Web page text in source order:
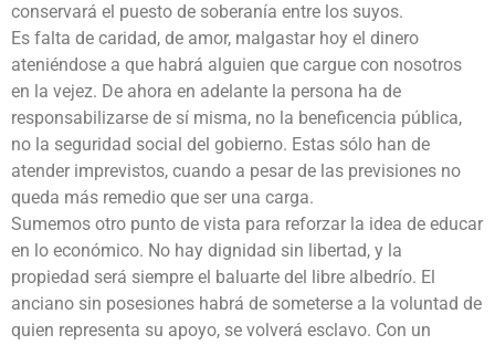
conservará el puesto de soberanía entre los suyos.
Es falta de caridad, de amor, malgastar hoy el dinero
ateniéndose a que habrá alguien que cargue con nosotros
en la vejez. De ahora en adelante la persona ha de
responsabilizarse de sí misma, no la beneficencia pública,
no la seguridad social del gobierno. Estas sólo han de
atender imprevistos, cuando a pesar de las previsiones no
queda más remedio que ser una carga.
Sumemos otro punto de vista para reforzar la idea de educar
en lo económico. No hay dignidad sin libertad, y la
propiedad será siempre el baluarte del libre albedrío. El
anciano sin posesiones habrá de someterse a la voluntad de
quien representa su apoyo, se volverá esclavo. Con un